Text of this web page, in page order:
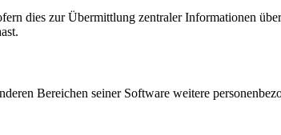
dies zur Übermittlung zentraler Informationen
Bereichen seiner Software weitere